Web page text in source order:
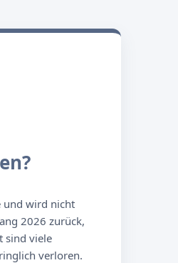
und wird nicht
2026 zurück,
sind viele
verloren.